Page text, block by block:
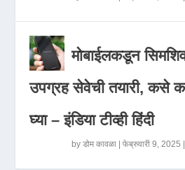
मोबाईलकडून
उपग्रह सेवेची तयारी, कसे
घ्या – इंडिया टीव्ही हिंदी
byडोम कावळा |फेब्रुवारी 9, 2025